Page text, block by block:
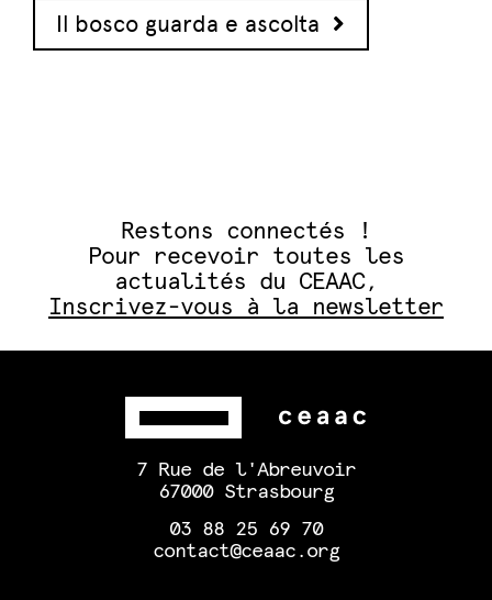
Il bosco guarda e ascolta
Restons connectés !
Pour recevoir toutes les
actualités du CEAAC,
Inscrivez-vous à la newsletter
7 Rue de l'Abreuvoir
67000 Strasbourg
03 88 25 69 70
contact@ceaac.org